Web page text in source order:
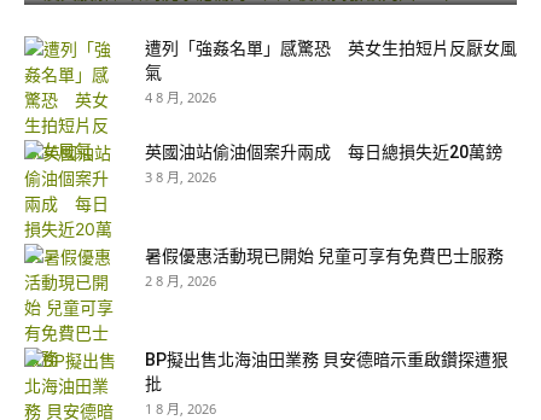
遭列「強姦名單」感驚恐 英女生拍短片反厭女風
氣
4 8 月, 2026
英國油站偷油個案升兩成 每日總損失近20萬鎊
3 8 月, 2026
暑假優惠活動現已開始 兒童可享有免費巴士服務
2 8 月, 2026
BP擬出售北海油田業務 貝安德暗示重啟鑽探遭狠
批
1 8 月, 2026